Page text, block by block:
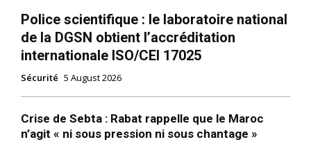
Police scientifique : le laboratoire national
de la DGSN obtient l’accréditation
internationale ISO/CEI 17025
Sécurité 5 August 2026
Crise de Sebta : Rabat rappelle que le Maroc
n’agit « ni sous pression ni sous chantage »